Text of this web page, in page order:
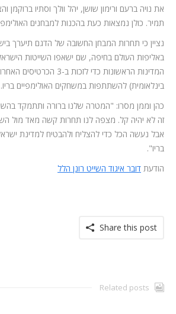
את נויה ברעם ורימון שושן, יהל וולך וסתיו ברוקמן
תמיר. כולן נמצאות כעת בהכנות למבחנים
המדינות הראשונות כדי לזכות
בינלאומית) להשתתפות במשחקים האולימפיים בריו.
כהן וממן מסרו: "המטרה שלנו ברורה ותתמקד
זה לא יהיה קל. מצפה לנו תחרות קשה מאד מול
בריו".
הודעת דובר איגוד השייט רונן הלל
Share this post
Related posts